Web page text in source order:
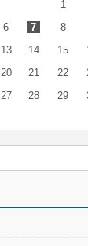
1
6 7 8
13 14 15
20 21 22
27 28 29